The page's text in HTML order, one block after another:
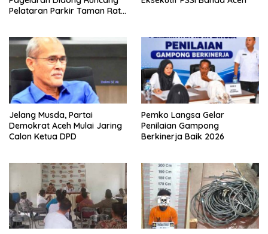
Pelataran Parkir Taman Ratu
Jelang Musda, Partai
Demokrat Aceh Mulai Jaring
Calon Ketua DPD
Pemko Langsa Gelar
Penilaian Gampong
Berkinerja Baik 2026